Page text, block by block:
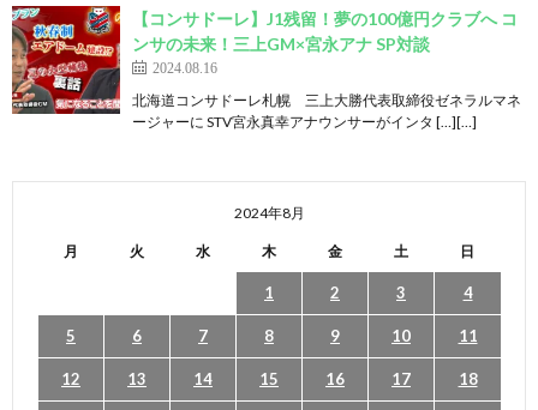
【コンサドーレ】J1残留！夢の100億円クラブへ コ
ンサの未来！三上GM×宮永アナ SP対談
2024.08.16
北海道コンサドーレ札幌 三上大勝代表取締役ゼネラルマネ
ージャーに STV宮永真幸アナウンサーがインタ […][…]
2024年8月
月 火 水 木 金 土 日
1 2 3 4
5 6 7 8 9 10 11
12 13 14 15 16 17 18